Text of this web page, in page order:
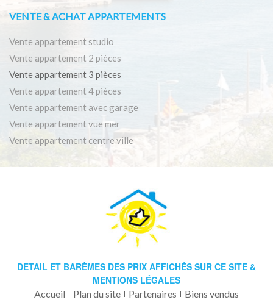
VENTE & ACHAT APPARTEMENTS
Vente appartement studio
Vente appartement 2 pièces
Vente appartement 3 pièces
Vente appartement 4 pièces
Vente appartement avec garage
Vente appartement vue mer
Vente appartement centre ville
DETAIL ET BARÈMES DES PRIX AFFICHÉS SUR CE SITE &
MENTIONS LÉGALES
Accueil Plan du site Partenaires Biens vendus